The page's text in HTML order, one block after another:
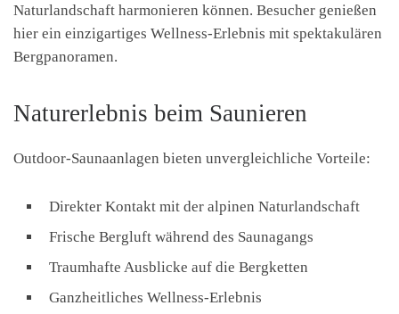
Naturlandschaft harmonieren können. Besucher genießen
hier ein einzigartiges Wellness-Erlebnis mit spektakulären
Bergpanoramen.
Naturerlebnis beim Saunieren
Outdoor-Saunaanlagen bieten unvergleichliche Vorteile:
Direkter Kontakt mit der alpinen Naturlandschaft
Frische Bergluft während des Saunagangs
Traumhafte Ausblicke auf die Bergketten
Ganzheitliches Wellness-Erlebnis